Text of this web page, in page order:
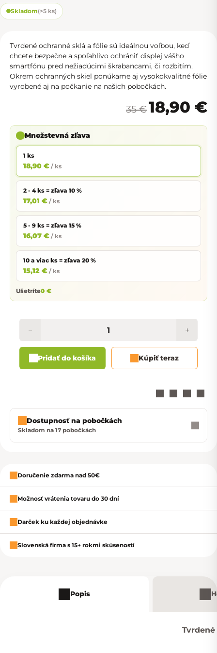
Skladom(>5 ks)
Tvrdené ochranné sklá a fólie sú ideálnou voľbou, keď
chcete bezpečne a spoľahlivo ochrániť displej vášho
smartfónu pred nežiadúcimi škrabancami, či rozbitím.
Okrem ochranných skiel ponúkame aj vysokokvalitné fólie
vyrobené aj na počkanie na našich pobočkách.
35 €18,90 €
Množstevná zľava
1 ks
18,90 € / ks
2 - 4 ks = zľava 10 %
17,01 € / ks
5 - 9 ks = zľava 15 %
16,07 € / ks
10 a viac ks = zľava 20 %
15,12 € / ks
Ušetríte0 €
+
−
Pridať do košíka Kúpiť teraz
Zavrieť
Dostupnosť na pobočkách
Skladom na 17 pobočkách
Doručenie zdarma nad 50€
Možnosť vrátenia tovaru do 30 dní
Darček ku každej objednávke
Slovenská firma s 15+ rokmi skúseností
Popis